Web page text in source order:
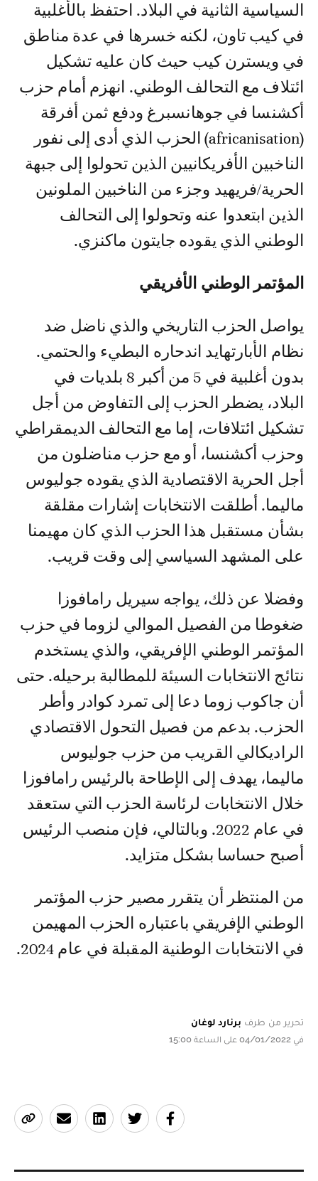
السياسية الثانية في البلاد. احتفظ بالأغلبية
في كيب تاون، لكنه خسرها في عدة مناطق
في ويسترن كيب حيث كان عليه تشكيل
ائتلاف مع التحالف الوطني. انهزم أمام حزب
أكشنسا في جوهانسبرغ ودفع ثمن أفرقة
(africanisation) الحزب الذي أدى إلى نفور
الناخبين الأفريكانيين الذين تحولوا إلى جبهة
الحرية/فريهيد وجزء من الناخبين الملونين
الذين ابتعدوا عنه وتحولوا إلى التحالف
الوطني الذي يقوده جايتون ماكنزي.
المؤتمر الوطني الأفريقي
يواصل الحزب التاريخي والذي ناضل ضد
نظام الأبارتهايد اندحاره البطيء والحتمي.
بدون أغلبية في 5 من أكبر 8 بلديات في
البلاد، يضطر الحزب إلى التفاوض من أجل
تشكيل ائتلافات، إما مع التحالف الديمقراطي
وحزب أكشنسا، أو مع حزب مناضلون من
أجل الحرية الاقتصادية الذي يقوده جوليوس
ماليما. أطلقت الانتخابات إشارات مقلقة
بشأن مستقبل هذا الحزب الذي كان مهيمنا
على المشهد السياسي إلى وقت قريب.
وفضلا عن ذلك، يواجه سيريل رامافوزا
ضغوطا من الفصيل الموالي لزوما في حزب
المؤتمر الوطني الإفريقي، والذي يستخدم
نتائج الانتخابات السيئة للمطالبة برحيله. حتى
أن جاكوب زوما دعا إلى تمرد كوادر وأطر
الحزب. بدعم من فصيل التحول الاقتصادي
الراديكالي القريب من حزب جوليوس
ماليما، يهدف إلى الإطاحة بالرئيس رامافوزا
خلال الانتخابات لرئاسة الحزب التي ستعقد
في عام 2022. وبالتالي، فإن منصب الرئيس
أصبح حساسا بشكل متزايد.
من المنتظر أن يتقرر مصير حزب المؤتمر
الوطني الإفريقي باعتباره الحزب المهيمن
في الانتخابات الوطنية المقبلة في عام 2024.
تحرير من طرف برنارد لوغان
في 04/01/2022 على الساعة 15:00